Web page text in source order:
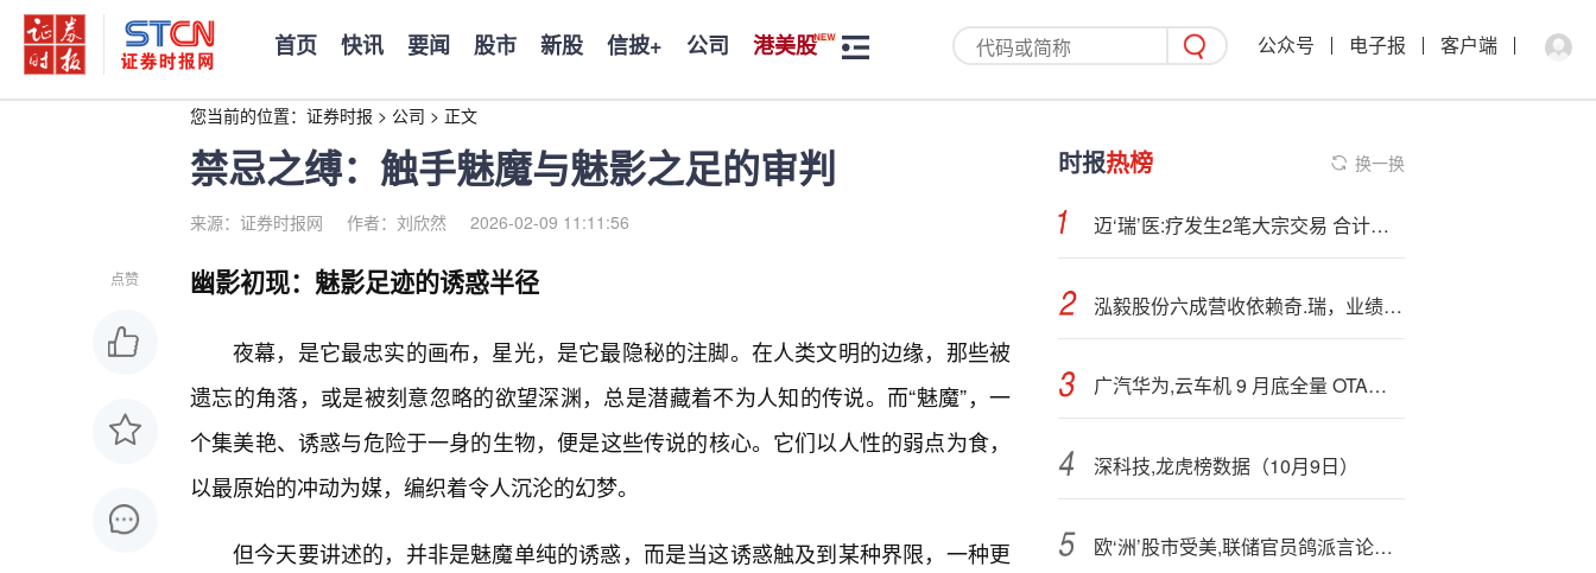
首页 快讯 要闻 股市 新股 信披+ 公司 港美股 公众号 电子报 客户端
您当前的位置： 证券时报 > 公司 > 正文
禁忌之缚：触手魅魔与魅影之足的审判
来源：证券时报网 作者：刘欣然 2026-02-09 11:11:56
点赞 幽影初现：魅影足迹的诱惑半径
夜幕，是它最忠实的画布，星光，是它最隐秘的注脚。在人类文明的边缘，那些被
遗忘的角落，或是被刻意忽略的欲望深渊，总是潜藏着不为人知的传说。而“魅魔”，一
个集美艳、诱惑与危险于一身的生物，便是这些传说的核心。它们以人性的弱点为食，
以最原始的冲动为媒，编织着令人沉沦的幻梦。
但今天要讲述的，并非是魅魔单纯的诱惑，而是当这诱惑触及到某种界限，一种更
时报热榜 换一换
迈‘瑞’医:疗发生2笔大宗交易 合计成交6991.15万元
泓毅股份六成营收依赖奇.瑞，业绩高增长持续性存疑
广汽华为,云车机 9 月底全量 OTA，所有埃安 UT 老车主均可同步免费享受本次升级
深科技,龙虎榜数据（10月9日）
欧‘洲’股市受美,联储官员鸽派言论提振而上涨 诺和诺德下跌